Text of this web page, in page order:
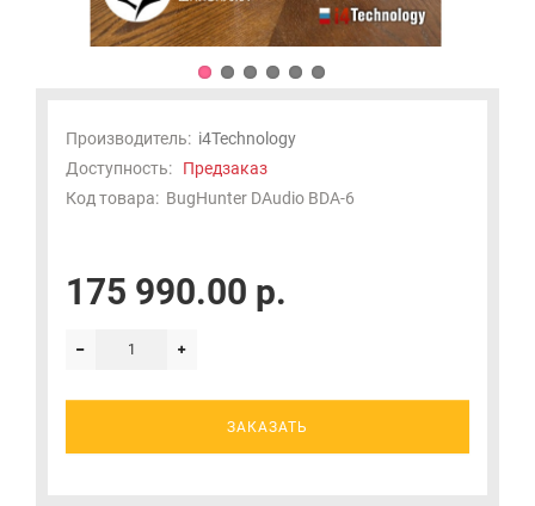
Производитель: i4Technology
Доступность: Предзаказ
Код товара: BugHunter DAudio BDA-6
175 990.00 р.
ЗАКАЗАТЬ